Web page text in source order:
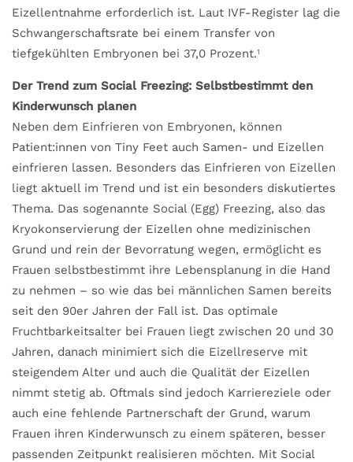
Eizellentnahme erforderlich ist. Laut IVF-Register lag die
Schwangerschaftsrate bei einem Transfer von
tiefgekühlten Embryonen bei 37,0 Prozent.1
Der Trend zum Social Freezing: Selbstbestimmt den
Kinderwunsch planen
Neben dem Einfrieren von Embryonen, können
Patient:innen von Tiny Feet auch Samen- und Eizellen
einfrieren lassen. Besonders das Einfrieren von Eizellen
liegt aktuell im Trend und ist ein besonders diskutiertes
Thema. Das sogenannte Social (Egg) Freezing, also das
Kryokonservierung der Eizellen ohne medizinischen
Grund und rein der Bevorratung wegen, ermöglicht es
Frauen selbstbestimmt ihre Lebensplanung in die Hand
zu nehmen – so wie das bei männlichen Samen bereits
seit den 90er Jahren der Fall ist. Das optimale
Fruchtbarkeitsalter bei Frauen liegt zwischen 20 und 30
Jahren, danach minimiert sich die Eizellreserve mit
steigendem Alter und auch die Qualität der Eizellen
nimmt stetig ab. Oftmals sind jedoch Karriereziele oder
auch eine fehlende Partnerschaft der Grund, warum
Frauen ihren Kinderwunsch zu einem späteren, besser
passenden Zeitpunkt realisieren möchten. Mit Social